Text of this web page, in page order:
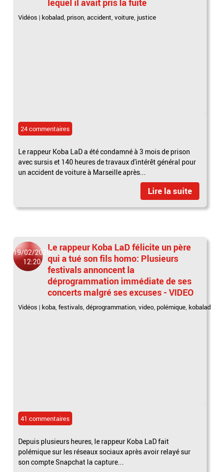
lequel il avait pris la fuite
Vidéos | kobalad, prison,accident,voiture, justice
24 commentaires
Le rappeur Koba LaD a été condamné à 3 mois de prison
avec sursis et 140 heures de travaux d'intérêt général pour
un accident de voiture à Marseille après...
Lire la suite
19/02/2020
12:20
Le rappeur Koba LaD félicite un père
qui a tué son fils homo: Plusieurs
festivals annoncent la
déprogrammation immédiate de ses
concerts malgré ses excuses - VIDEO
Vidéos | koba,festivals,déprogrammation,video, polémique, kobalad
41 commentaires
Depuis plusieurs heures, le rappeur Koba LaD fait
polémique sur les réseaux sociaux après avoir relayé sur
son compte Snapchat la capture...